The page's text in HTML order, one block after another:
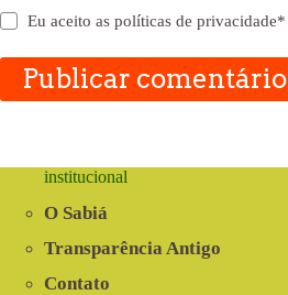
Eu aceito aspolíticas de privacidade*
Publicar comentário
institucional
O Sabiá
Transparência Antigo
Contato